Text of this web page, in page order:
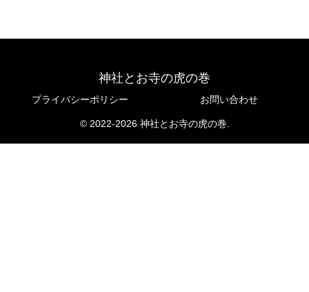
神社とお寺の虎の巻
プライバシーポリシー お問い合わせ
© 2022-2026 神社とお寺の虎の巻.